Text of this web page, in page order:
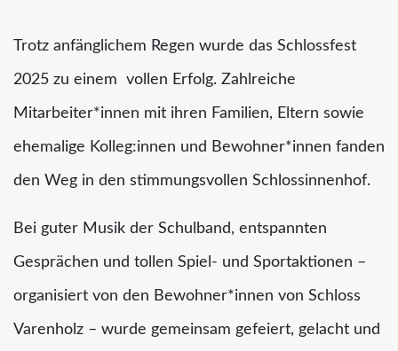
Trotz anfänglichem Regen wurde das Schlossfest
2025 zu einem vollen Erfolg. Zahlreiche
Mitarbeiter*innen mit ihren Familien, Eltern sowie
ehemalige Kolleg:innen und Bewohner*innen fanden
den Weg in den stimmungsvollen Schlossinnenhof.
Bei guter Musik der Schulband, entspannten
Gesprächen und tollen Spiel- und Sportaktionen –
organisiert von den Bewohner*innen von Schloss
Varenholz – wurde gemeinsam gefeiert, gelacht und